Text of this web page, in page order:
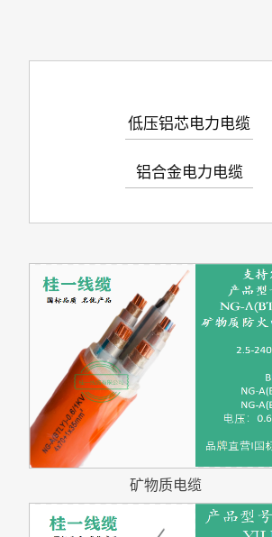
低压铝芯电力电缆
铝合金电力电缆
矿物质电缆